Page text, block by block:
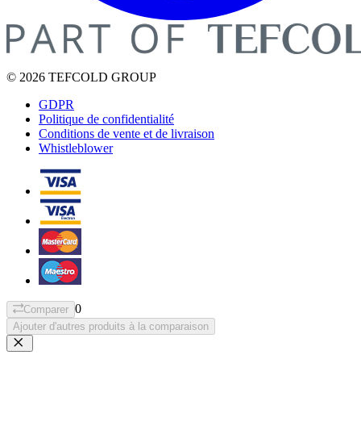
© 2026 TEFCOLD GROUP
GDPR
Politique de confidentialité
Conditions de vente et de livraison
Whistleblower
Comparer 0
Ajouter d'autres produits à la comparaison